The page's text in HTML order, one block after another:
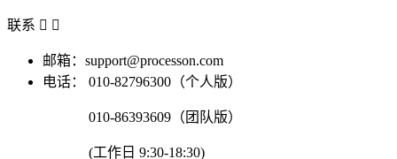
联系  
邮箱：support@processon.com
电话：
010-82796300（个人版）
010-86393609（团队版）
(工作日 9:30-18:30)